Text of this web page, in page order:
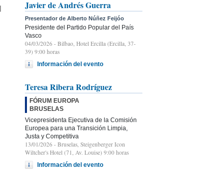
Javier de Andrés Guerra
Presentador de Alberto Núñez Feijóo
Presidente del Partido Popular del País
Vasco
04/03/2026 - Bilbao, Hotel Ercilla (Ercilla, 37-
39) 9:00 horas
Información del evento
Teresa Ribera Rodríguez
FÓRUM EUROPA
BRUSELAS
Vicepresidenta Ejecutiva de la Comisión
Europea para una Transición Limpia,
Justa y Competitiva
13/01/2026 - Bruselas, Steigenberger Icon
Wiltcher's Hotel (71, Av. Louise) 9:00 horas
Información del evento